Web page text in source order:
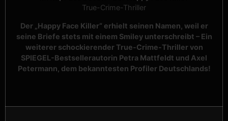
True-Crime-Thriller
Der „Happy Face Killer“ erhielt seinen Namen, weil er
seine Briefe stets mit einem Smiley unterschreibt – Ein
weiterer schockierender True-Crime-Thriller von
SPIEGEL-Bestsellerautorin Petra Mattfeldt und Axel
Petermann, dem bekanntesten Profiler Deutschlands!